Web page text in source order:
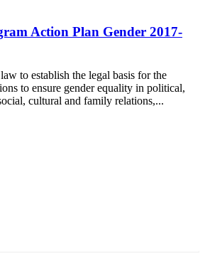
Action Plan Gender 2017-
to establish the legal basis for the
to ensure gender equality in political,
cultural and family relations,...